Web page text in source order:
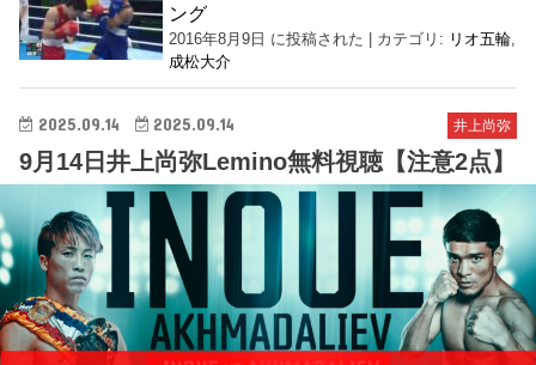
ング
2016年8月9日 に投稿された カテゴリ: リオ五輪
成松大介
井上尚弥
2025.09.14 2025.09.14
9月14日井上尚弥Lemino無料視聴【注意2点】